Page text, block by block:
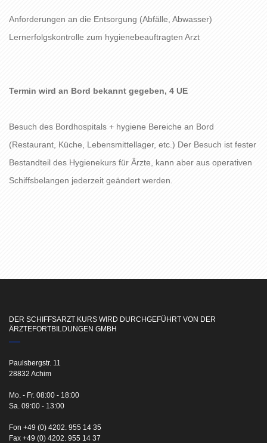
Anforderungen an die Entsorgung (Abfälle, Abwasser)
Lernerfolgskontrolle zum hygienebeauftragten Arzt
Termin wird an Bord bekannt gegeben, 4 UE
Besuch des Bordhospitals + hygiene Bereiche an Bord
(Restaurant, Küche, Lebensmittellager, etc.) Der Besuch ist fester
Bestandteil des Hygienekurs für Ärzte, kann aber aus operativen
Schiffsbelangen jederzeit geändert werden.
DER SCHIFFSARZT KURS WIRD DURCHGEFÜHRT VON DER
ÄRZTEFORTBILDUNGEN GMBH
Paulsbergstr. 11
28832 Achim
Mo. - Fr. 08:00 - 18:00
Sa. 09:00 - 13:00
Fon +49 (0) 4202. 955 14 35
Fax +49 (0) 4202. 955 14 37